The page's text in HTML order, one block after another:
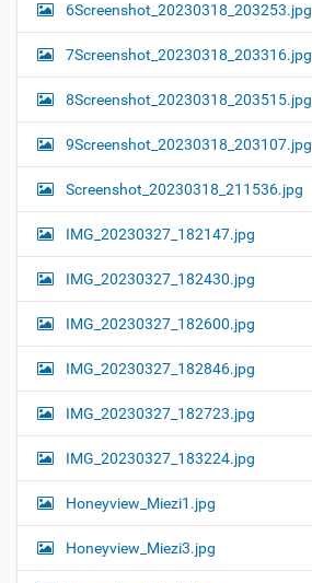
6Screenshot_20230318_203253.jpg
7Screenshot_20230318_203316.jpg
8Screenshot_20230318_203515.jpg
9Screenshot_20230318_203107.jpg
Screenshot_20230318_211536.jpg
IMG_20230327_182147.jpg
IMG_20230327_182430.jpg
IMG_20230327_182600.jpg
IMG_20230327_182846.jpg
IMG_20230327_182723.jpg
IMG_20230327_183224.jpg
Honeyview_Miezi1.jpg
Honeyview_Miezi3.jpg